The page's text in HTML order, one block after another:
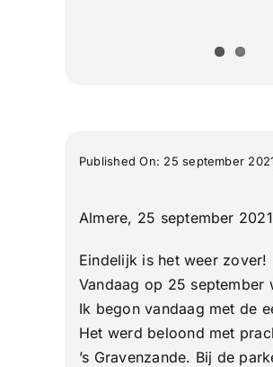
Published On: 25 september
Almere, 25 september 2021
Eindelijk is het weer
Vandaag op 25 september
Ik begon vandaag met de
Het werd beloond met
’s Gravenzande. Bij de